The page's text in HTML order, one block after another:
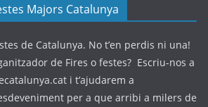
Majors Catalunya
de Catalunya. No t’en perdis ni una!
de Fires o festes? Escriu-nos a
i t’ajudarem a
per a que arribi a milers de